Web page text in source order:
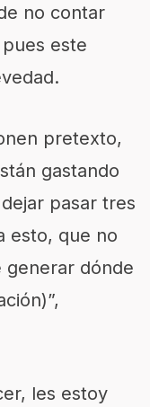
no contar
este
pretexto,
gastando
pasar tres
esto, que no
dónde
les estoy